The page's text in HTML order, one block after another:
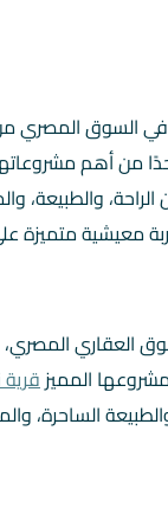
في السوق
من أهم
والطبيعة،
معيشية متميزة
العقاري المصري،
المميز
الساحرة،